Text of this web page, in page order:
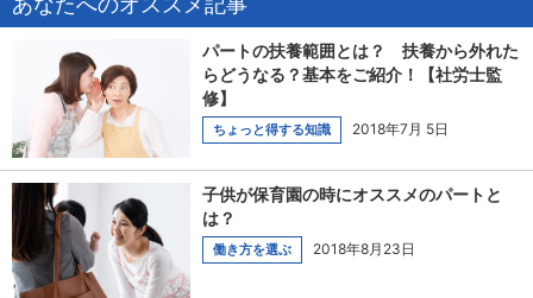
パートの扶養範囲とは？ 扶養から外れた
らどうなる？基本をご紹介！【社労士監
修】
ちょっと得する知識 2018年7月 5日
子供が保育園の時にオススメのパートと
は？
働き方を選ぶ 2018年8月23日